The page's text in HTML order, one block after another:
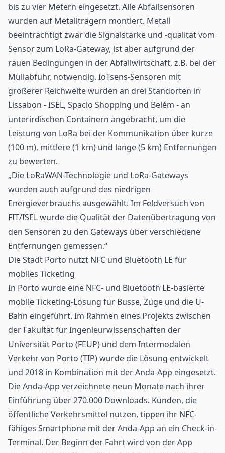
bis zu vier Metern eingesetzt. Alle Abfallsensoren
wurden auf Metallträgern montiert. Metall
beeinträchtigt zwar die Signalstärke und -qualität vom
Sensor zum LoRa-Gateway, ist aber aufgrund der
rauen Bedingungen in der Abfallwirtschaft, z.B. bei der
Müllabfuhr, notwendig. IoTsens-Sensoren mit
größerer Reichweite wurden an drei Standorten in
Lissabon - ISEL, Spacio Shopping und Belém - an
unterirdischen Containern angebracht, um die
Leistung von LoRa bei der Kommunikation über kurze
(100 m), mittlere (1 km) und lange (5 km) Entfernungen
zu bewerten.
„Die LoRaWAN-Technologie und LoRa-Gateways
wurden auch aufgrund des niedrigen
Energieverbrauchs ausgewählt. Im Feldversuch von
FIT/ISEL wurde die Qualität der Datenübertragung von
den Sensoren zu den Gateways über verschiedene
Entfernungen gemessen.“
Die Stadt Porto nutzt NFC und Bluetooth LE für
mobiles Ticketing
In Porto wurde eine NFC- und Bluetooth LE-basierte
mobile Ticketing-Lösung für Busse, Züge und die U-
Bahn eingeführt. Im Rahmen eines Projekts zwischen
der Fakultät für Ingenieurwissenschaften der
Universität Porto (FEUP) und dem Intermodalen
Verkehr von Porto (TIP) wurde die Lösung entwickelt
und 2018 in Kombination mit der Anda-App eingesetzt.
Die Anda-App verzeichnete neun Monate nach ihrer
Einführung über 270.000 Downloads. Kunden, die
öffentliche Verkehrsmittel nutzen, tippen ihr NFC-
fähiges Smartphone mit der Anda-App an ein Check-in-
Terminal. Der Beginn der Fahrt wird von der App